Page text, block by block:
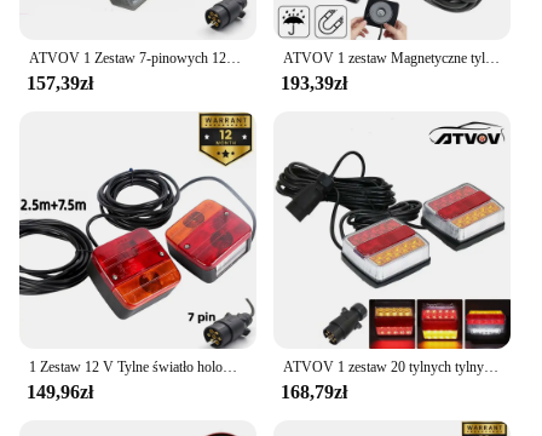
Features:
**Unmatched Visibility and Safety**
The 1 Zestaw tylnych świateł holowniczych
Ciężarówka światło System is an essential accessory
for any heavy-duty vehicle. Designed to provide
unmatched visibility and safety, these tail lights are
a must-have for night-time driving. The sleek,
modern design complements the aesthetics of your
vehicle while ensuring that you stand out on the
road. The energy-efficient LED technology not only
provides a brighter light but also has a longer
lifespan, reducing the need for frequent
replacements.
**Ease of Installation and Compatibility**
ATVOV 1 Zestaw 7-pinowych 12V 10m LED Tylne holowanie przyczepy Zestaw przewodowych świateł hamowania Wskaźnik tablicy rejestracyjnej Lampa Odbłyśnik Ciężarówka
157,39zł
ATVOV 1 zestaw Magnetyczne tylne światło bagażnika przyczepy 12 V LED 10 m Kabel 7-pinowy hamulec Stop Lampa tablicy rejestracyjnej Wodoodporna
193,39zł
1 Zestaw 12 V Tylne światło holownicze Lightboard Przyczepa Światło tylne 10 m Kabel 7-pinowy odbłyśnik tablicy rejestracyjnej Hamulec Stop Wodoodporny
149,96zł
ATVOV 1 zestaw 20 tylnych tylnych świateł holowniczy 10m 12V 7-pinowe blokowanie hamulców oświetlenie tablicy rejestracyjnej przyczep kempingowych ATV łódź RV
168,79zł